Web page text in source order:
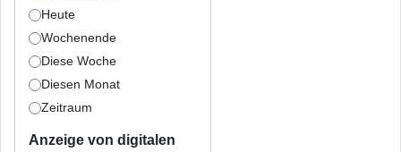
Heute
Wochenende
Diese Woche
Diesen Monat
Zeitraum
Anzeige von digitalen